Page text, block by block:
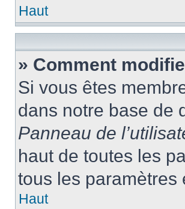
Haut
» Comment
Si vous êtes
dans notre base de
Panneau de
haut de toutes les
tous les paramètres
Haut